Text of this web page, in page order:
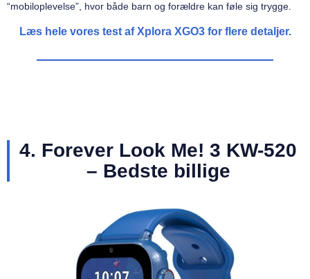
“mobiloplevelse”, hvor både barn og forældre kan føle sig trygge.
Læs hele vores test af Xplora XGO3 for flere detaljer.
4. Forever Look Me! 3 KW-520
– Bedste billige